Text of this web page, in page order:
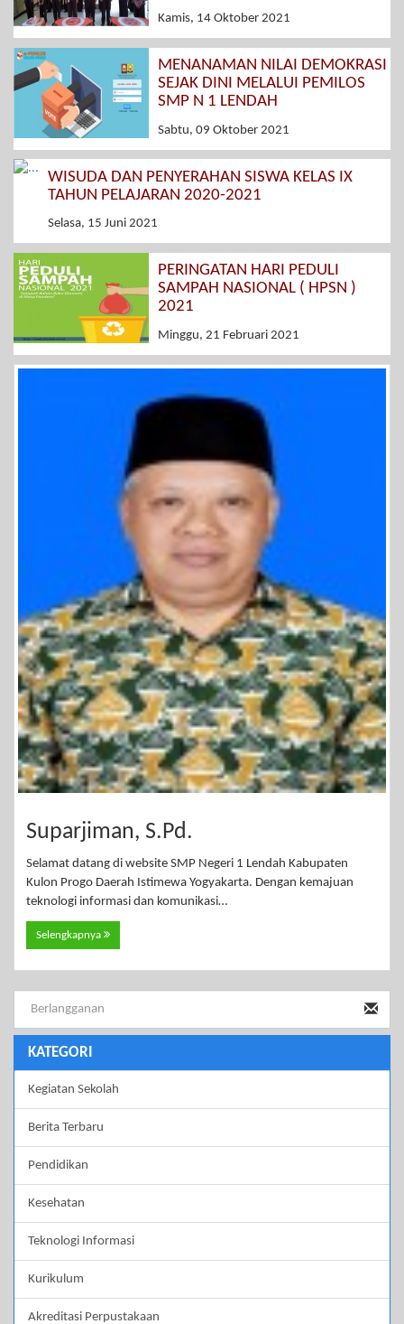
Kamis, 14 Oktober 2021
MENANAMAN NILAI DEMOKRASI
SEJAK DINI MELALUI PEMILOS
SMP N 1 LENDAH
Sabtu, 09 Oktober 2021
WISUDA DAN PENYERAHAN SISWA KELAS IX
TAHUN PELAJARAN 2020-2021
Selasa, 15 Juni 2021
PERINGATAN HARI PEDULI
SAMPAH NASIONAL ( HPSN )
2021
Minggu, 21 Februari 2021
Suparjiman, S.Pd.
Selamat datang di website SMP Negeri 1 Lendah Kabupaten
Kulon Progo Daerah Istimewa Yogyakarta. Dengan kemajuan
teknologi informasi dan komunikasi…
Selengkapnya
KATEGORI
Kegiatan Sekolah
Berita Terbaru
Pendidikan
Kesehatan
Teknologi Informasi
Kurikulum
Akreditasi Perpustakaan